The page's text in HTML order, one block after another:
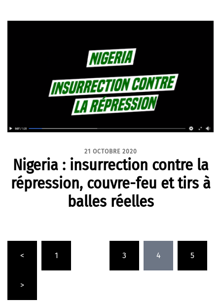
21 OCTOBRE 2020
Nigeria : insurrection contre la
répression, couvre-feu et tirs à
balles réelles
des
publications
< 1 3 4 5
>